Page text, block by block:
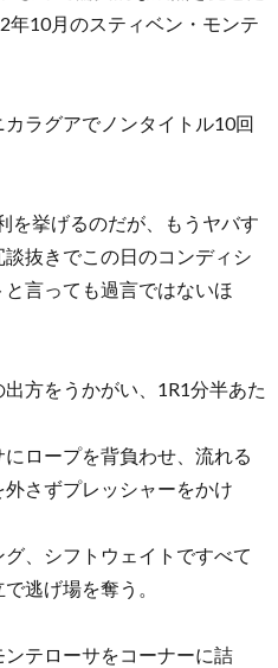
年10月のスティベン・モンテ
ラグアでノンタイトル10回
を挙げるのだが、もうヤバす
抜きでこの日のコンディシ
言っても過言ではないほ
方をうかがい、1R1分半あた
ロープを背負わせ、流れる
さずプレッシャーをかけ
、シフトウェイトですべて
逃げ場を奪う。
テローサをコーナーに詰